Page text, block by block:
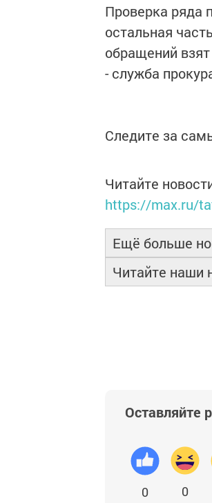
Проверка ряда
остальная
обращений
- служба
Следите за
Читайте
https://max.ru/
Ещё больше
Читайте наши
Оставляйте
0 0